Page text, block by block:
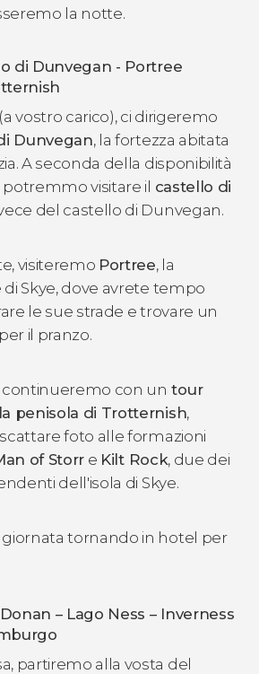
la notte.
di Dunvegan - Portree
vostro carico), ci dirigeremo
Dunvegan, la fortezza abitata
A seconda della disponibilità
visitare il castello di
del castello di Dunvegan.
visiteremo Portree, la
Skye, dove avrete tempo
le sue strade e trovare un
il pranzo.
con un tour
penisola di Trotternish,
foto alle formazioni
of Storr e Kilt Rock, due dei
dell'isola di Skye.
tornando in hotel per
– Lago Ness – Inverness
partiremo alla vosta del